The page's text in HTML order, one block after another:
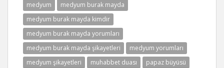
medyum
medyum burak mayda
medyum burak mayda kimdir
medyum burak mayda yorumları
medyum burak mayda şikayetleri
medyum yorumları
medyum şikayetleri
muhabbet duası
papaz büyüsü